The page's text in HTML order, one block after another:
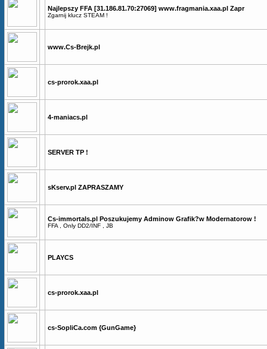
Najlepszy FFA [31.186.81.70:27069] www.fragmania.xaa.pl Zapr
Zgarnij klucz STEAM !
www.Cs-Brejk.pl
cs-prorok.xaa.pl
4-maniacs.pl
SERVER TP !
sKserv.pl ZAPRASZAMY
Cs-immortals.pl Poszukujemy Adminow Grafik?w Modernatorow !
FFA , Only DD2/INF , JB
PLAYCS
cs-prorok.xaa.pl
cs-SopliCa.com {GunGame}